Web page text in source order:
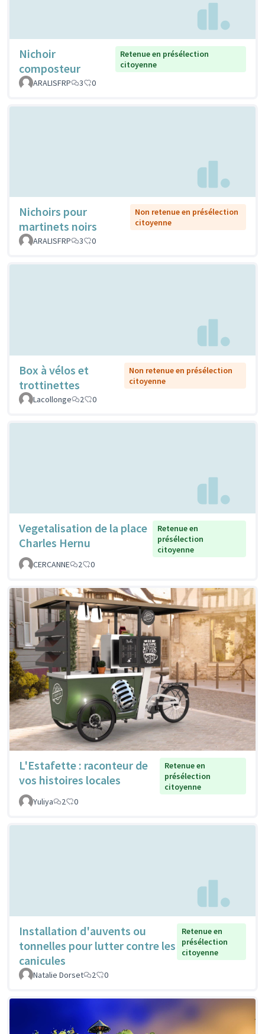
Nichoir
composteur
Retenue en présélection
citoyenne
ARALISFRP
3 0
Nichoirs pour
martinets noirs
Non retenue en présélection
citoyenne
ARALISFRP
3 0
Box à vélos et
trottinettes
Non retenue en présélection
citoyenne
Lacollonge
2 0
Vegetalisation de la place
Charles Hernu
Retenue en
présélection
citoyenne
CERCANNE
2 0
L'Estafette : raconteur de
vos histoires locales
Retenue en
présélection
citoyenne
Yuliya
2 0
Installation d'auvents ou
tonnelles pour lutter contre les
canicules
Retenue en
présélection
citoyenne
Natalie Dorset 2 0